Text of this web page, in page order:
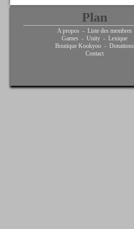
Plan
A propos - Liste des membres
Games - Unity - Lexique
Boutique Kookyoo - Donations
Contact